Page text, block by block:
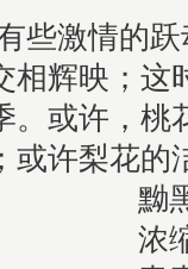
些激情的
相辉映；这
。或许，桃
或许梨花的
黝
浓